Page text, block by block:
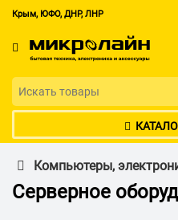
Крым, ЮФО, ДНР, ЛНР
Компьютеры,
Серверное